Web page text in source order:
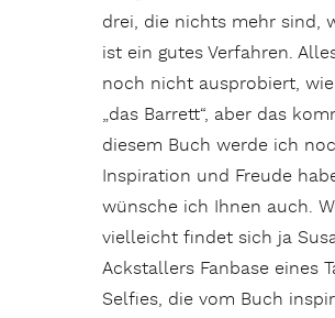
drei, die nichts mehr sind,
ist ein gutes Verfahren.
noch nicht ausprobiert,
„das Barrett“, aber das
diesem Buch werde ich
Inspiration und Freude
wünsche ich Ihnen auch.
vielleicht findet sich ja
Ackstallers Fanbase eines
Selfies, die vom Buch